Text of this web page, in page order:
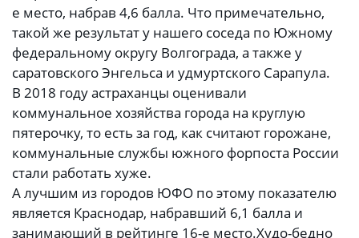
е место, набрав 4,6 балла. Что примечательно,
такой же результат у нашего соседа по Южному
федеральному округу Волгограда, а также у
саратовского Энгельса и удмуртского Сарапула.
В 2018 году астраханцы оценивали
коммунальное хозяйства города на круглую
пятерочку, то есть за год, как считают горожане,
коммунальные службы южного форпоста России
стали работать хуже.
А лучшим из городов ЮФО по этому показателю
является Краснодар, набравший 6,1 балла и
занимающий в рейтинге 16-е место.Худо-бедно